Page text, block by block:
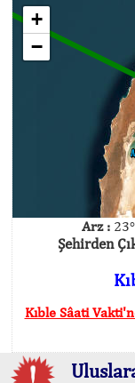
+
−
Arz :
Şehirden
Kıble Sâati